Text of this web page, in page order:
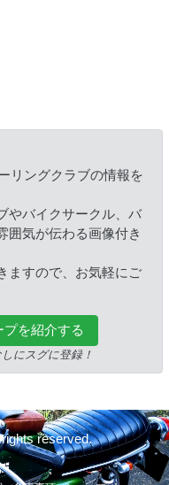
リングクラブの情報を
やバイクサークル、バ
囲気が伝わる画像付き
ますので、お気軽にご
を紹介する
にスグに登録！
reserved.